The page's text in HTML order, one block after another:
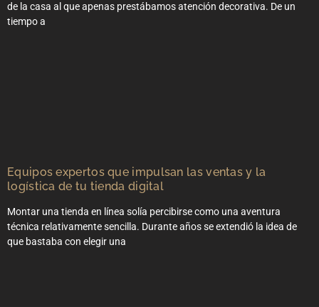
de la casa al que apenas prestábamos atención decorativa. De un
tiempo a
Equipos expertos que impulsan las ventas y la
logística de tu tienda digital
Montar una tienda en línea solía percibirse como una aventura
técnica relativamente sencilla. Durante años se extendió la idea de
que bastaba con elegir una